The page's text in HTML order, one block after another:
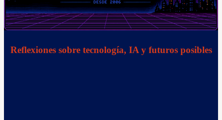
Reflexiones sobre tecnología, IA y futuros posibles